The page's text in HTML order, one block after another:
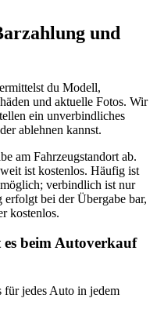
und
du Modell,
und aktuelle Fotos. Wir
ein unverbindliches
ablehnen kannst.
am Fahrzeugstandort ab.
ist kostenlos. Häufig ist
verbindlich ist nur
bei der Übergabe bar,
kostenlos.
es beim Autoverkauf
jedes Auto in jedem